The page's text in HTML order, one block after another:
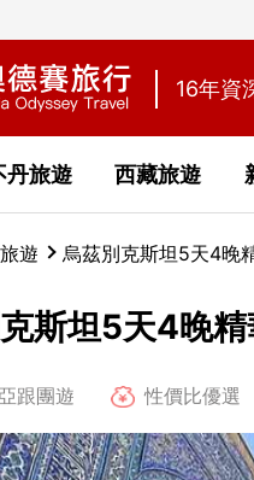
16年資
丹旅遊 西藏旅遊
遊 烏茲別克斯坦5天4晚
斯坦5天4晚
跟團遊 性價比優選